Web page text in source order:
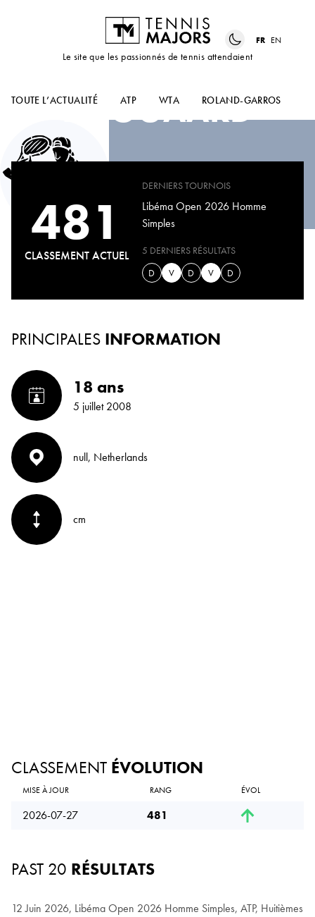
Le site que les passionnés de tennis attendaient
FR EN
TOUTE L’ACTUALITÉ ATP WTA ROLAND-GARROS
THIJS
BOOGAARD
481
CLASSEMENT ACTUEL
DERNIERS TOURNOIS
Libéma Open 2026 Homme
Simples
5 DERNIERS RÉSULTATS
D
V D V D
PRINCIPALES INFORMATION
18 ans
5 juillet 2008
null, Netherlands
cm
CLASSEMENT ÉVOLUTION
MISE À JOUR RANG ÉVOL
2026-07-27 481
PAST 20 RÉSULTATS
12 Juin 2026, Libéma Open 2026 Homme Simples, ATP, Huitièmes